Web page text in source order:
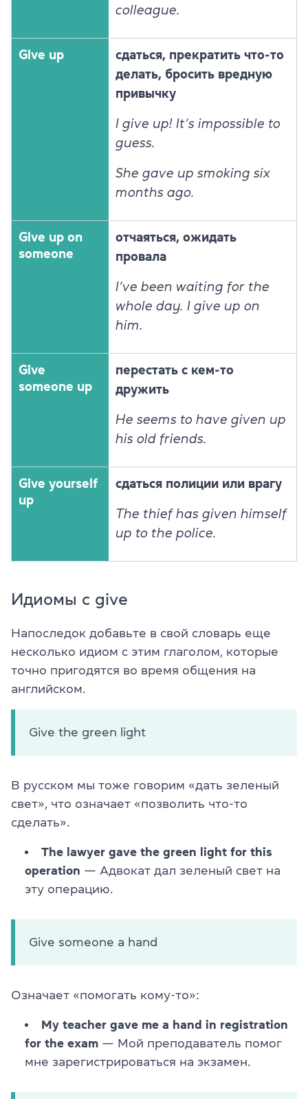
colleague.
Give up
сдаться, прекратить что-то
делать, бросить вредную
привычку
I give up! It’s impossible to
guess.
She gave up smoking six
months ago.
Give up on
someone
отчаяться, ожидать
провала
I’ve been waiting for the
whole day. I give up on
him.
Give
someone up
перестать с кем-то
дружить
He seems to have given up
his old friends.
Give yourself
up
сдаться полиции или врагу
The thief has given himself
up to the police.
Идиомы с give
Напоследок добавьте в свой словарь еще
несколько идиом с этим глаголом, которые
точно пригодятся во время общения на
английском.
Give the green light
В русском мы тоже говорим «дать зеленый
свет», что означает «позволить что-то
сделать».
The lawyer gave the green light for this
operation — Адвокат дал зеленый свет на
эту операцию.
Give someone a hand
Означает «помогать кому-то»:
My teacher gave me a hand in registration
for the exam — Мой преподаватель помог
мне зарегистрироваться на экзамен.